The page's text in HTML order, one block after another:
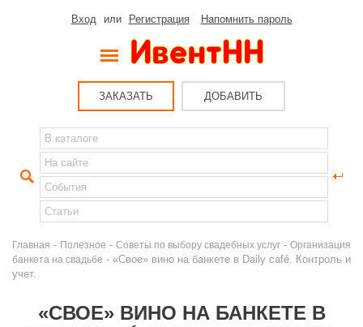
Вход или Регистрация Напомнить пароль
ЗАКАЗАТЬ ДОБАВИТЬ
Главная - Полезное - Советы по выбору свадебных услуг - Организация
банкета на свадьбе - «Свое» вино на банкете в Daily café. Контроль и
учет.
«СВОЕ» ВИНО НА БАНКЕТЕ В